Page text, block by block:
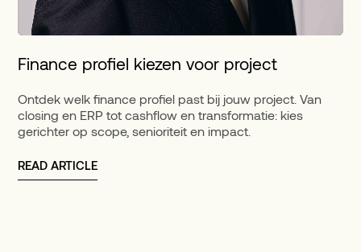
Finance profiel kiezen voor project
Ontdek welk finance profiel past bij jouw project. Van
closing en ERP tot cashflow en transformatie: kies
gerichter op scope, senioriteit en impact.
READ ARTICLE